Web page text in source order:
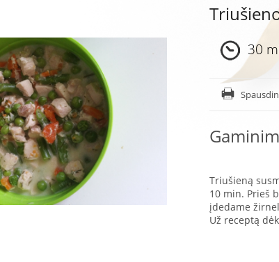
30
Triušieną
10 min. Prieš
įdedame
Už receptą